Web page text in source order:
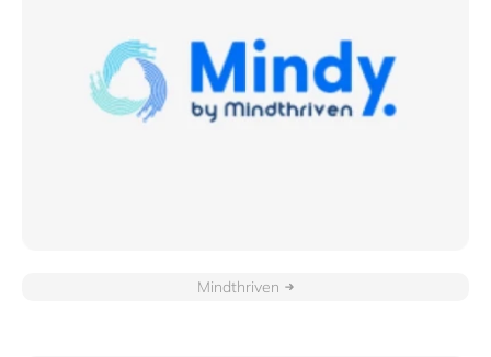
Mindthriven